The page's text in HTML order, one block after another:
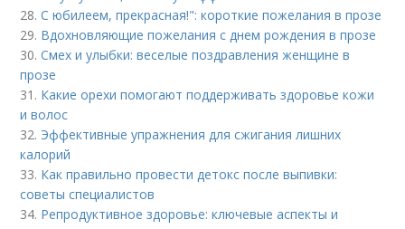
28.С юбилеем, прекрасная!": короткие пожелания в прозе
29. Вдохновляющие пожелания с днем рождения в прозе
30.Смех и улыбки: веселые поздравления женщине в
прозе
31. Какие орехи помогают поддерживать здоровье кожи
и волос
32. Эффективные упражнения для сжигания лишних
калорий
33. Как правильно провести детокс после выпивки:
советы специалистов
34. Репродуктивное здоровье: ключевые аспекты и